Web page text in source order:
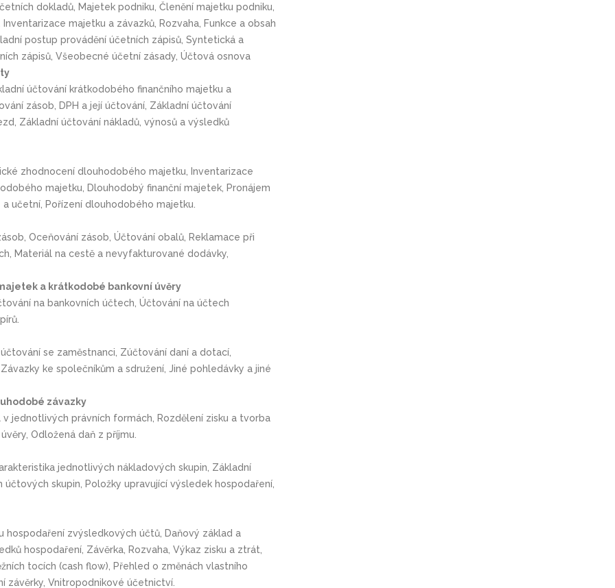
dokladů, Majetek podniku, Členění majetku podniku,
majetku a závazků, Rozvaha, Funkce a obsah
postup provádění účetních zápisů, Syntetická a
zápisů, Všeobecné účetní zásady, Účtová osnova
účtování krátkodobého finančního majetku a
zásob, DPH a její účtování, Základní účtování
Základní účtování nákladů, výnosů a výsledků
zhodnocení dlouhodobého majetku, Inventarizace
majetku, Dlouhodobý finanční majetek, Pronájem
učetní, Pořízení dlouhodobého majetku.
Oceňování zásob, Účtování obalů, Reklamace při
Materiál na cestě a nevyfakturované dodávky,
a krátkodobé bankovní úvěry
na bankovních účtech, Účtování na účtech
se zaměstnanci, Zúčtování daní a dotací,
ke společníkům a sdružení, Jiné pohledávky a jiné
závazky
jednotlivých právních formách, Rozdělení zisku a tvorba
Odložená daň z příjmu.
jednotlivých nákladových skupin, Základní
skupin, Položky upravující výsledek hospodaření,
hospodaření zvýsledkových účtů, Daňový základ a
hospodaření, Závěrka, Rozvaha, Výkaz zisku a ztrát,
tocích (cash flow), Přehled o změnách vlastního
závěrky, Vnitropodnikové účetnictví.